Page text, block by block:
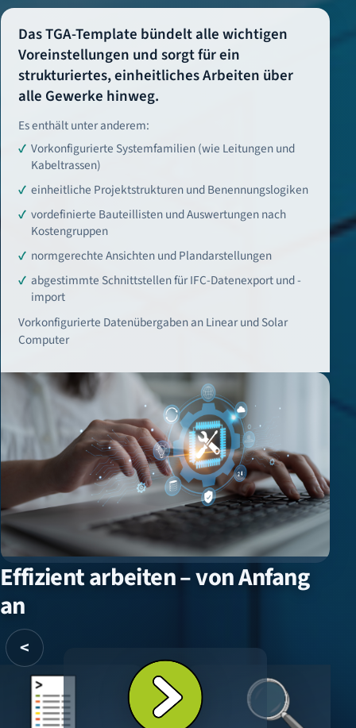
Das TGA-Template bündelt alle wichtigen
Voreinstellungen und sorgt für ein
strukturiertes, einheitliches Arbeiten über
alle Gewerke hinweg.
Es enthält unter anderem:
Vorkonfigurierte Systemfamilien (wie Leitungen und
Kabeltrassen)
einheitliche Projektstrukturen und Benennungslogiken
vordefinierte Bauteillisten und Auswertungen nach
Kostengruppen
normgerechte Ansichten und Plandarstellungen
abgestimmte Schnittstellen für IFC-Datenexport und -
import
Vorkonfigurierte Datenübergaben an Linear und Solar
Computer
Effizient arbeiten – von Anfang
an
<